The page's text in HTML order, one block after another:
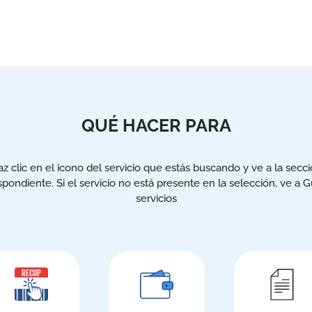
QUÉ HACER PARA
clic en el icono del servicio que estás buscando y ve a la
Si el servicio no está presente en la selección, ve a
servicios